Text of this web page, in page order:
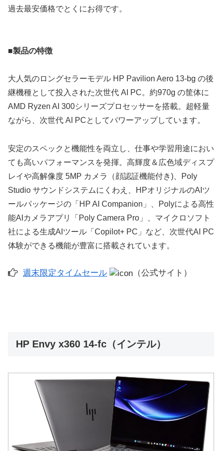
過去最安価格でとくにお得です。
■製品の特徴
大人気のロングセラーモデル HP Pavilion Aero 13-bg の後
継機種として投入された次世代 AI PC。約970g の筐体に
AMD Ryzen AI 300シリーズプロセッサーを搭載。超軽量
ながら、次世代 AI PCとしてパワーアップしています。
安定のスペックと機能性を両立し、仕事や学習用途におい
ても高いパフォーマンスを発揮。高輝度＆広色域ディスプ
レイや高解像度 5MP カメラ（顔認証機能付き)、Poly
Studio サウンドシステムにくわえ、HPオリジナルのAIツ
ールパッケージの「HP AI Companion」、Polyによる高性
能AIカメラアプリ「Poly Camera Pro」、マイクロソフト
社による生成AIツール「Copilot+ PC」など、次世代AI PC
体験ができる機能が豊富に搭載されています。
週末限定タイムセール （公式サイト）
HP Envy x360 14-fc（インテル）